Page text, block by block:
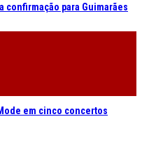
confirmação para Guimarães
em cinco concertos